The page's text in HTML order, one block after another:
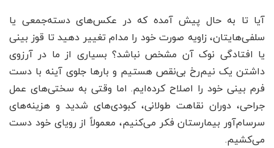
آیا تا به حال پیش آمده که در عکس‌های دسته‌جمعی یا
سلفی‌هایتان، زاویه صورت خود را مدام تغییر دهید تا قوز بینی
یا افتادگی نوک آن مشخص نباشد؟ بسیاری از ما در آرزوی
داشتن یک نیم‌رخ بی‌نقص هستیم و بارها جلوی آینه با دست
فرم بینی خود را اصلاح کرده‌ایم. اما وقتی به سختی‌های عمل
جراحی، دوران نقاهت طولانی، کبودی‌های شدید و هزینه‌های
سرسام‌آور بیمارستان فکر می‌کنیم، معمولاً از رویای خود دست
می‌کشیم.